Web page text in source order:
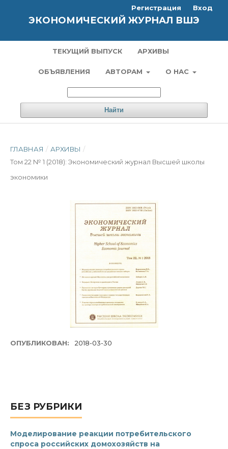
ЭКОНОМИЧЕСКИЙ ЖУРНАЛ ВШЭ
ТЕКУЩИЙ ВЫПУСК АРХИВЫ
ОБЪЯВЛЕНИЯ АВТОРАМ О НАС
Найти
Регистрация Вход
ГЛАВНАЯ / АРХИВЫ /
Том 22 № 1 (2018): Экономический журнал Высшей школы
экономики
ОПУБЛИКОВАН: 2018-03-30
БЕЗ РУБРИКИ
Моделирование реакции потребительского
спроса российских домохозяйств на